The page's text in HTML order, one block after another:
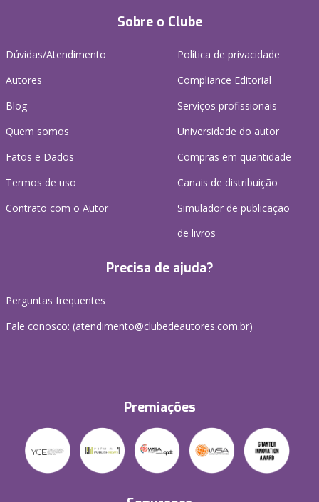
Sobre o Clube
Dúvidas/Atendimento
Autores
Blog
Quem somos
Fatos e Dados
Termos de uso
Contrato com o Autor
Política de privacidade
Compliance Editorial
Serviços profissionais
Universidade do autor
Compras em quantidade
Canais de distribuição
Simulador de publicação
de livros
Precisa de ajuda?
Perguntas frequentes
Fale conosco: (atendimento@clubedeautores.com.br)
Premiações